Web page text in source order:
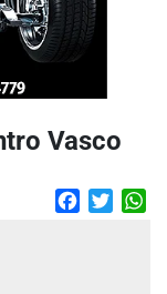
Vasco
Facebook